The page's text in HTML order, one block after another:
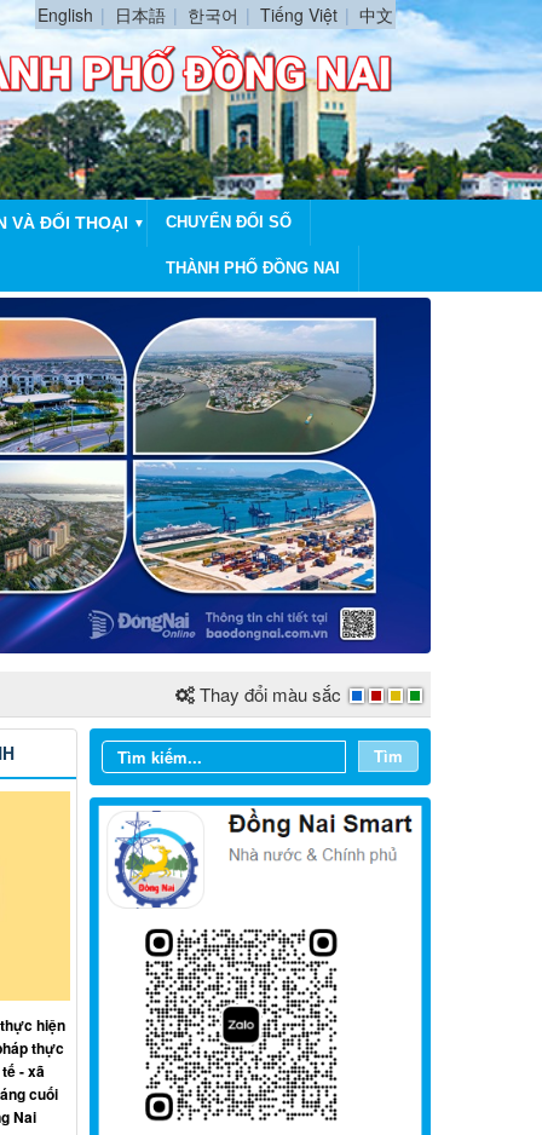
English 日本語 한국어 Tiếng Việt 中文
VÀ ĐỐI THOẠI ▼ CHUYỂN ĐỔI SỐ
THÀNH PHỐ ĐỒNG NAI
Thay đổi màu sắc
Tìm
Từ ngày 03/8/2026 đến ngày
09/8/2026
Từ ngày 27/7/2026 đến ngày
02/8/2026
Từ ngày 20/7/2026 đến ngày
26/7/2026
hiện
thực
- xã
cuối
Nai